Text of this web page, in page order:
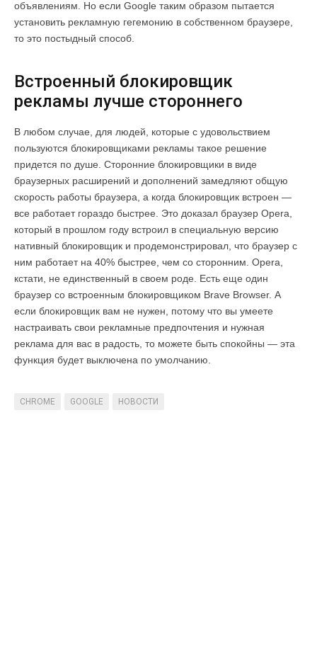
объявлениям. Но если Google таким образом пытается
установить рекламную гегемонию в собственном браузере,
то это постыдный способ.
Встроенный блокировщик
рекламы лучше стороннего
В любом случае, для людей, которые с удовольствием
пользуются блокировщиками рекламы такое решение
придется по душе. Сторонние блокировщики в виде
браузерных расширений и дополнений замедляют общую
скорость работы браузера, а когда блокировщик встроен —
все работает гораздо быстрее. Это доказал браузер Opera,
который в прошлом году встроил в специальную версию
нативный блокировщик и продемонстрировал, что браузер с
ним работает на 40% быстрее, чем со сторонним. Opera,
кстати, не единственный в своем роде. Есть еще один
браузер со встроенным блокировщиком Brave Browser. А
если блокировщик вам не нужен, потому что вы умеете
настраивать свои рекламные предпочтения и нужная
реклама для вас в радость, то можете быть спокойны — эта
функция будет выключена по умолчанию.
CHROME GOOGLE НОВОСТИ